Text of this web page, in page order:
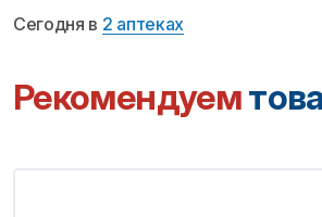
Сегодня в 2 аптеках
Рекомендуем